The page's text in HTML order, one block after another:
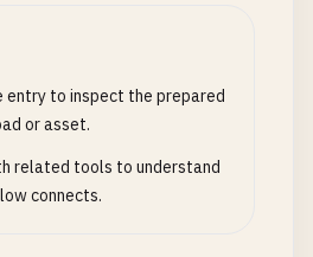
entry to inspect the prepared
or asset.
related tools to understand
connects.